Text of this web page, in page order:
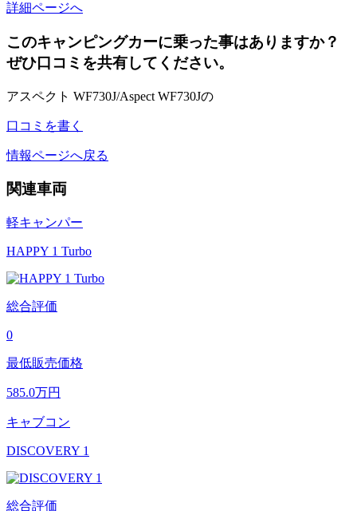
詳細ページへ
このキャンピングカーに乗った事はありますか？
ぜひ口コミを共有してください。
アスペクト WF730J/Aspect WF730Jの
口コミを書く
情報ページへ戻る
関連車両
軽キャンパー
HAPPY 1 Turbo
総合評価
0
最低販売価格
585.0万円
キャブコン
DISCOVERY 1
総合評価